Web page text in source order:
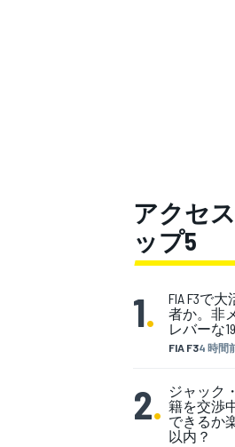
アクセ
ップ5
1.
FIA F34 時間
FIA F3で
者か。非
レバーな
2. ジャック
籍を交渉
できるか
以内？